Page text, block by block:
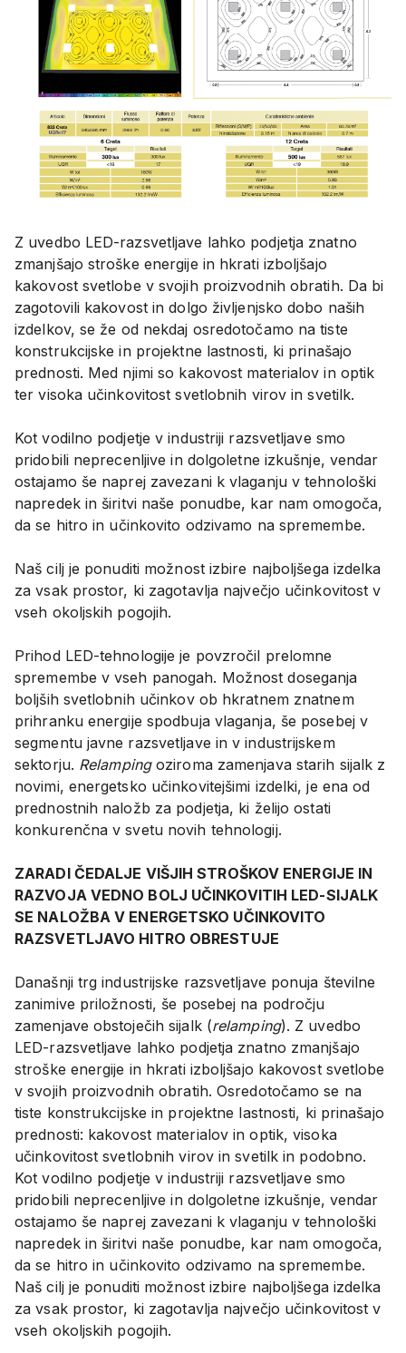
Z uvedbo LED-razsvetljave lahko podjetja znatno
zmanjšajo stroške energije in hkrati izboljšajo
kakovost svetlobe v svojih proizvodnih obratih. Da bi
zagotovili kakovost in dolgo življenjsko dobo naših
izdelkov, se že od nekdaj osredotočamo na tiste
konstrukcijske in projektne lastnosti, ki prinašajo
prednosti. Med njimi so kakovost materialov in optik
ter visoka učinkovitost svetlobnih virov in svetilk.
Kot vodilno podjetje v industriji razsvetljave smo
pridobili neprecenljive in dolgoletne izkušnje, vendar
ostajamo še naprej zavezani k vlaganju v tehnološki
napredek in širitvi naše ponudbe, kar nam omogoča,
da se hitro in učinkovito odzivamo na spremembe.
Naš cilj je ponuditi možnost izbire najboljšega izdelka
za vsak prostor, ki zagotavlja največjo učinkovitost v
vseh okoljskih pogojih.
Prihod LED-tehnologije je povzročil prelomne
spremembe v vseh panogah. Možnost doseganja
boljših svetlobnih učinkov ob hkratnem znatnem
prihranku energije spodbuja vlaganja, še posebej v
segmentu javne razsvetljave in v industrijskem
sektorju. Relampingoziroma zamenjava starih sijalk z
novimi, energetsko učinkovitejšimi izdelki, je ena od
prednostnih naložb za podjetja, ki želijo ostati
konkurenčna v svetu novih tehnologij.
ZARADI ČEDALJE VIŠJIH STROŠKOV ENERGIJE IN
RAZVOJA VEDNO BOLJ UČINKOVITIH LED-SIJALK
SE NALOŽBA V ENERGETSKO UČINKOVITO
RAZSVETLJAVO HITRO OBRESTUJE
Današnji trg industrijske razsvetljave ponuja številne
zanimive priložnosti, še posebej na področju
zamenjave obstoječih sijalk (relamping). Z uvedbo
LED-razsvetljave lahko podjetja znatno zmanjšajo
stroške energije in hkrati izboljšajo kakovost svetlobe
v svojih proizvodnih obratih. Osredotočamo se na
tiste konstrukcijske in projektne lastnosti, ki prinašajo
prednosti: kakovost materialov in optik, visoka
učinkovitost svetlobnih virov in svetilk in podobno.
Kot vodilno podjetje v industriji razsvetljave smo
pridobili neprecenljive in dolgoletne izkušnje, vendar
ostajamo še naprej zavezani k vlaganju v tehnološki
napredek in širitvi naše ponudbe, kar nam omogoča,
da se hitro in učinkovito odzivamo na spremembe.
Naš cilj je ponuditi možnost izbire najboljšega izdelka
za vsak prostor, ki zagotavlja največjo učinkovitost v
vseh okoljskih pogojih.